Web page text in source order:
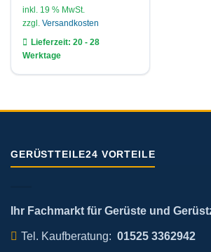
inkl. 19 % MwSt.
zzgl. Versandkosten
Lieferzeit: 20 - 28
Werktage
GERÜSTTEILE24 VORTEILE
Ihr Fachmarkt für Gerüste und
Tel. Kaufberatung: 01525 3362942